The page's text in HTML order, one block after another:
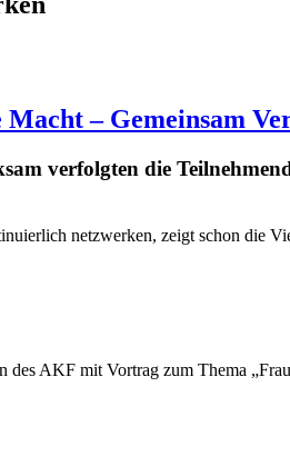
– Gemeinsam
verfolgten die
netzwerken, zeigt schon die
des AKF mit Vortrag zum Thema